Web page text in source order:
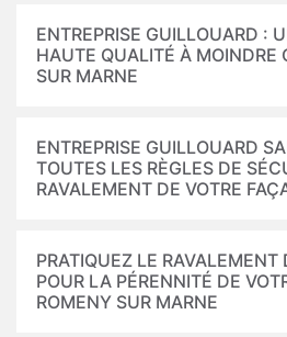
ENTREPRISE GUILLOUARD :
HAUTE QUALITÉ À MOINDRE
SUR MARNE
ENTREPRISE GUILLOUARD
TOUTES LES RÈGLES DE
RAVALEMENT DE VOTRE
PRATIQUEZ LE RAVALEMENT
POUR LA PÉRENNITÉ DE
ROMENY SUR MARNE